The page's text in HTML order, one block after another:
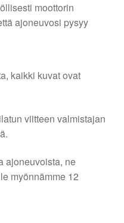
moottorin
ajoneuvosi pysyy
kaikki kuvat ovat
viitteen valmistajan
ajoneuvoista, ne
myönnämme 12